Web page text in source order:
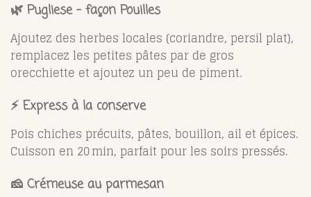
🌿 Pugliese – façon Pouilles
Ajoutez des herbes locales (coriandre, persil plat),
remplacez les petites pâtes par de gros
orecchiette et ajoutez un peu de piment.
⚡ Express à la conserve
Pois chiches précuits, pâtes, bouillon, ail et épices.
Cuisson en 20 min, parfait pour les soirs pressés.
🧀 Crémeuse au parmesan